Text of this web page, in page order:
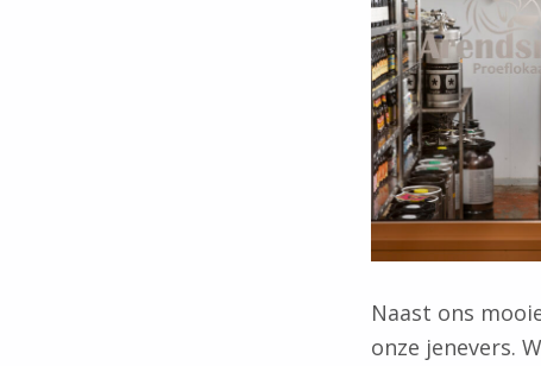
Naast ons
onze jenevers.